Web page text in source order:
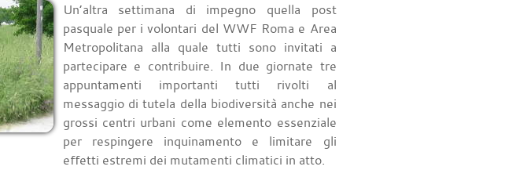
Un’altra settimana di impegno quella post
pasquale per i volontari del WWF Roma e Area
Metropolitana alla quale tutti sono invitati a
partecipare e contribuire. In due giornate tre
appuntamenti importanti tutti rivolti al
messaggio di tutela della biodiversità anche nei
grossi centri urbani come elemento essenziale
per respingere inquinamento e limitare gli
effetti estremi dei mutamenti climatici in atto.